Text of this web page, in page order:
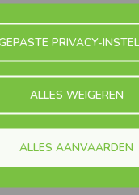
PRIVACY-
ALLES WEIGEREN
ALLES AANVAARDEN